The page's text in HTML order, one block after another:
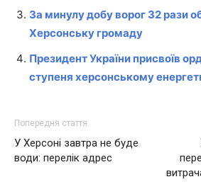
За минулу добу ворог 32 рази
Херсонську громаду
Президент України присвоїв
ступеня херсонському
Попередня стаття
У Херсоні завтра не буде
води: перелік адрес